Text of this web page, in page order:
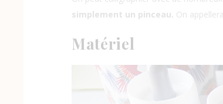
simplement un pinceau. On
Matériel